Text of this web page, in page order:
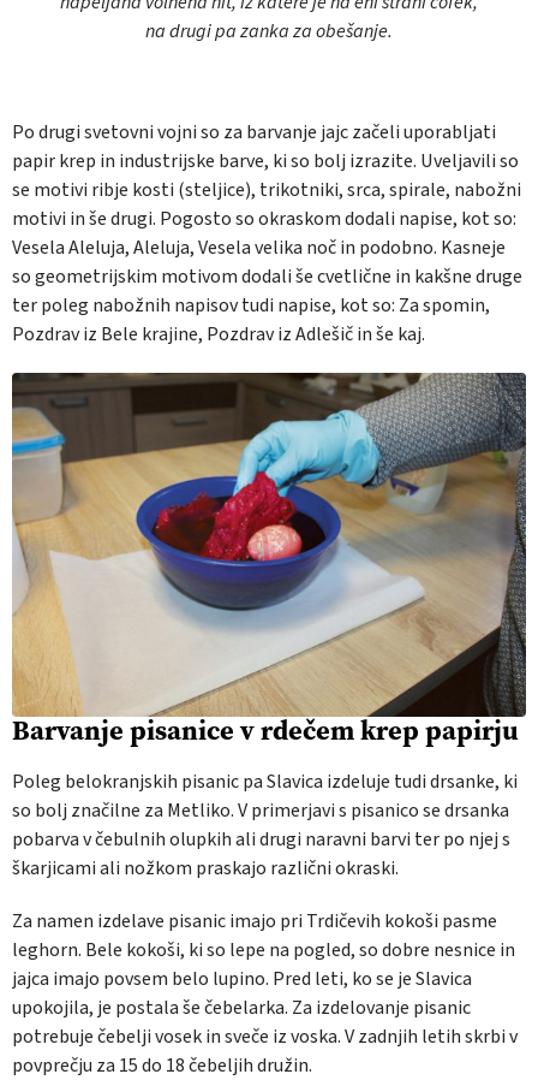
na drugi pa zanka za obešanje.
Po drugi svetovni vojni so za barvanje jajc začeli uporabljati
papir krep in industrijske barve, ki so bolj izrazite. Uveljavili so
se motivi ribje kosti (steljice), trikotniki, srca, spirale, nabožni
motivi in še drugi. Pogosto so okraskom dodali napise, kot so:
Vesela Aleluja, Aleluja, Vesela velika noč in podobno. Kasneje
so geometrijskim motivom dodali še cvetlične in kakšne druge
ter poleg nabožnih napisov tudi napise, kot so: Za spomin,
Pozdrav iz Bele krajine, Pozdrav iz Adlešič in še kaj.
Barvanje pisanice v rdečem krep papirju
Poleg belokranjskih pisanic pa Slavica izdeluje tudi drsanke, ki
so bolj značilne za Metliko. V primerjavi s pisanico se drsanka
pobarva v čebulnih olupkih ali drugi naravni barvi ter po njej s
škarjicami ali nožkom praskajo različni okraski.
Za namen izdelave pisanic imajo pri Trdičevih kokoši pasme
leghorn. Bele kokoši, ki so lepe na pogled, so dobre nesnice in
jajca imajo povsem belo lupino. Pred leti, ko se je Slavica
upokojila, je postala še čebelarka. Za izdelovanje pisanic
potrebuje čebelji vosek in sveče iz voska. V zadnjih letih skrbi v
povprečju za 15 do 18 čebeljih družin.